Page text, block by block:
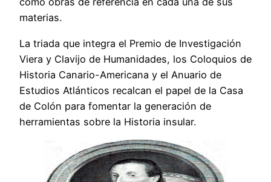
materias.
La triada que integra el Premio de Investigación
Viera y Clavijo de Humanidades, los Coloquios de
Historia Canario-Americana y el Anuario de
Estudios Atlánticos recalcan el papel de la Casa
de Colón para fomentar la generación de
herramientas sobre la Historia insular.